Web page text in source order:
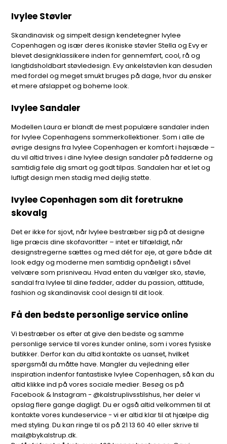
Ivylee Støvler
Skandinavisk og simpelt design kendetegner Ivylee
Copenhagen og især deres ikoniske støvler Stella og Evy er
blevet designklassikere inden for gennemført, cool, rå og
langtidsholdbart støvledesign. Evy ankelstøvlen kan desuden
med fordel og meget smukt bruges på dage, hvor du ønsker
et mere afslappet og boheme look.
Ivylee Sandaler
Modellen Laura er blandt de mest populære sandaler inden
for Ivylee Copenhagens sommerkollektioner. Som i alle de
øvrige designs fra Ivylee Copenhagen er komfort i højsæde –
du vil altid trives i dine Ivylee design sandaler på fødderne og
samtidig føle dig smart og godt tilpas. Sandalen har et let og
luftigt design men stadig med dejlig støtte.
Ivylee Copenhagen som dit foretrukne
skovalg
Det er ikke for sjovt, når Ivylee bestræber sig på at designe
lige præcis dine skofavoritter – intet er tilfældigt, når
designstregerne sættes og med dét for øje, at gøre både dit
look edgy og moderne men samtidig opnåeligt i såvel
velvære som prisniveau. Hvad enten du vælger sko, støvle,
sandal fra Ivylee til dine fødder, adder du passion, attitude,
fashion og skandinavisk cool design til dit look.
Få den bedste personlige service online
Vi bestræber os efter at give den bedste og samme
personlige service til vores kunder online, som i vores fysiske
butikker. Derfor kan du altid kontakte os uanset, hvilket
spørgsmål du måtte have. Mangler du vejledning eller
inspiration indenfor fantastiske Ivylee Copenhagen, så kan du
altid klikke ind på vores sociale medier. Besøg os på
Facebook & Instagram - @kalstruplivsstilshus, her deler vi
opslag flere gange dagligt. Du er også altid velkommen til at
kontakte vores kundeservice - vi er altid klar til at hjælpe dig
med styling. Du kan ringe til os på 21 13 60 40 eller skrive til
mail@bykalstrup.dk.